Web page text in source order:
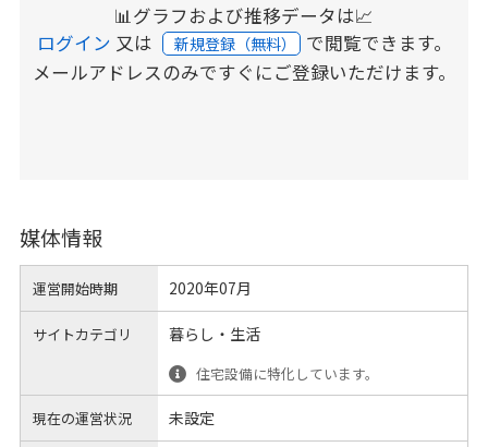
📊グラフおよび推移データは📈
ログイン 又は 新規登録（無料） で閲覧できます。
メールアドレスのみですぐにご登録いただけます。
媒体情報
運営開始時期 2020年07月
サイトカテゴリ 暮らし・生活
住宅設備に特化しています。
現在の運営状況 未設定